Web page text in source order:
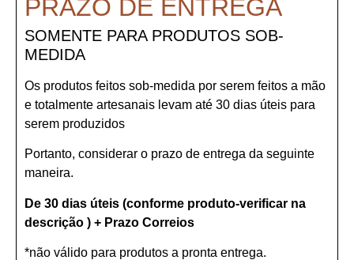
PRAZO DE ENTREGA
SOMENTE PARA PRODUTOS SOB-
MEDIDA
Os produtos feitos sob-medida por serem feitos a mão
e totalmente artesanais levam até 30 dias úteis para
serem produzidos
Portanto, considerar o prazo de entrega da seguinte
maneira.
De 30 dias úteis (conforme produto-verificar na
descrição ) + Prazo Correios
*não válido para produtos a pronta entrega.